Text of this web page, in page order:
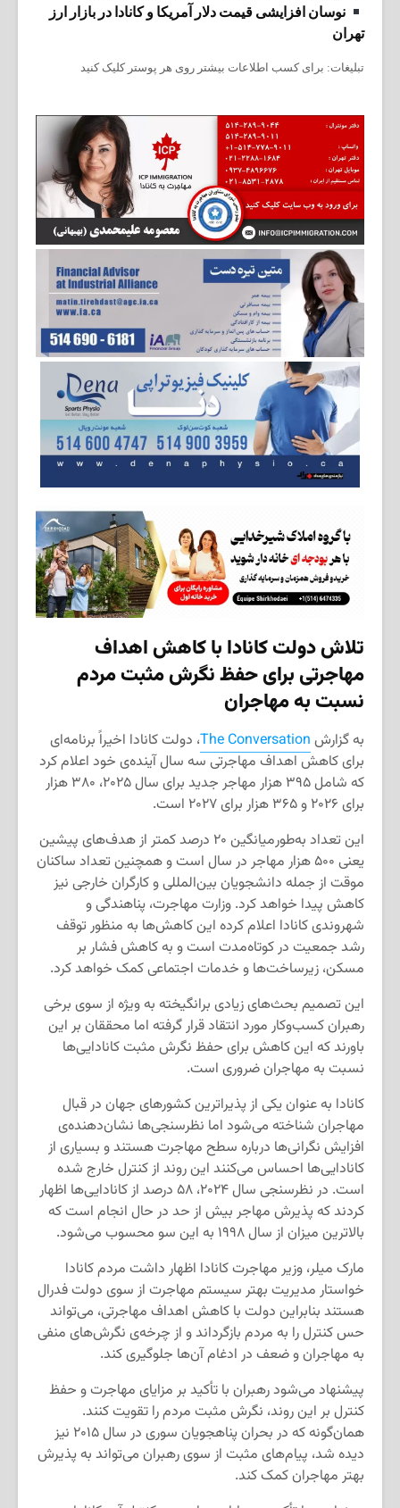
نوسان افزایشی قیمت دلار آمریکا و کانادا در بازار ارز
تهران
تبلیغات: برای کسب اطلاعات بیشتر روی هر پوستر کلیک کنید
تلاش دولت کانادا با کاهش اهداف
مهاجرتی برای حفظ نگرش مثبت مردم
نسبت به مهاجران
به گزارش The Conversation، دولت کانادا اخیراً برنامه‌ای
برای کاهش اهداف مهاجرتی سه سال آینده‌ی خود اعلام کرد
که شامل ۳۹۵ هزار مهاجر جدید برای سال ۲۰۲۵، ۳۸۰ هزار
برای ۲۰۲۶ و ۳۶۵ هزار برای ۲۰۲۷ است.
این تعداد به‌طور‌میانگین ۲۰ درصد کمتر از هدف‌های پیشین
یعنی ۵۰۰ هزار مهاجر در سال است و همچنین تعداد ساکنان
موقت از جمله دانشجویان بین‌المللی و کارگران خارجی نیز
کاهش پیدا خواهد کرد. وزارت مهاجرت، پناهندگی و
شهروندی کانادا اعلام کرده این کاهش‌ها به منظور توقف
رشد جمعیت در کوتاه‌مدت است و به کاهش فشار بر
مسکن، زیرساخت‌ها و خدمات اجتماعی کمک خواهد کرد.
این تصمیم بحث‌های زیادی برانگیخته به ویژه از سوی برخی
رهبران کسب‌وکار مورد انتقاد قرار گرفته اما محققان بر این
باورند که این کاهش برای حفظ نگرش مثبت کانادایی‌ها
نسبت به مهاجران ضروری است.
کانادا به عنوان یکی از پذیراترین کشورهای جهان در قبال
مهاجران شناخته می‌شود اما نظرسنجی‌ها نشان‌دهنده‌ی
افزایش نگرانی‌ها درباره سطح مهاجرت هستند و بسیاری از
کانادایی‌ها احساس می‌کنند این روند از کنترل خارج شده
است. در نظرسنجی سال ۲۰۲۴، ۵۸ درصد از کانادایی‌ها اظهار
کردند که پذیرش مهاجر بیش از حد در حال انجام است که
بالاترین میزان از سال ۱۹۹۸ به این سو محسوب می‌شود.
مارک میلر، وزیر مهاجرت کانادا اظهار داشت مردم کانادا
خواستار مدیریت بهتر سیستم مهاجرت از سوی دولت فدرال
هستند بنابراین دولت با کاهش اهداف مهاجرتی، می‌تواند
حس کنترل را به مردم بازگرداند و از چرخه‌ی نگرش‌های منفی
به مهاجران و ضعف در ادغام آن‌ها جلوگیری کند.
پیشنهاد می‌شود رهبران با تأکید بر مزایای مهاجرت و حفظ
کنترل بر این روند، نگرش مثبت مردم را تقویت کنند.
همان‌گونه که در بحران پناهجویان سوری در سال ۲۰۱۵ نیز
دیده شد، پیام‌های مثبت از سوی رهبران می‌تواند به پذیرش
بهتر مهاجران کمک کند.